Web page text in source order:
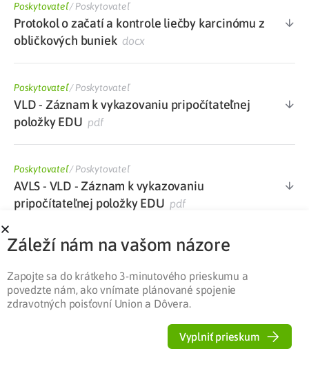
Poskytovateľ/Poskytovateľ
Protokol o začatí a kontrole liečby karcinómu z
obličkových buniekdocx
Poskytovateľ/Poskytovateľ
VLD - Záznam k vykazovaniu pripočítateľnej
položky EDU pdf
Poskytovateľ/Poskytovateľ
AVLS - VLD - Záznam k vykazovaniu
pripočítateľnej položky EDU pdf
Poskytovateľ/Poskytovateľ
pacienta v diabetologickej ambulanciidocx
Zoznam kategorizovaného ŠZM s maximálne
Záleží nám na vašom názore
Zapojte sa do krátkeho 3-minutového prieskumu a
povedzte nám, ako vnímate plánované spojenie
zdravotných poisťovní Union a Dôvera.
Vyplniť prieskum